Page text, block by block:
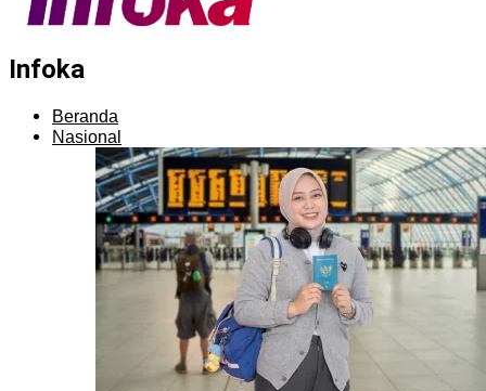
Infoka
Beranda
Nasional